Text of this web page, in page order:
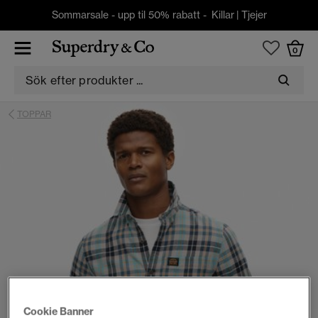
Sommarsale - upp til 50% rabatt - Killar| Tjejer
0
TOPPAR
Cookie Banner